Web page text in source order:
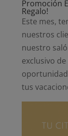
Promoción
Regalo!
Este mes,
nuestros
nuestro
exclusivo
tus